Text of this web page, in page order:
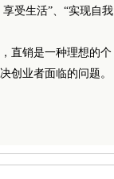
受生活”、“实现自我
直销是一种理想的个
创业者面临的问题。